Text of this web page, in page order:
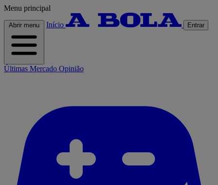
Menu principal
Abrir menu Início Entrar
Últimas Mercado Opinião